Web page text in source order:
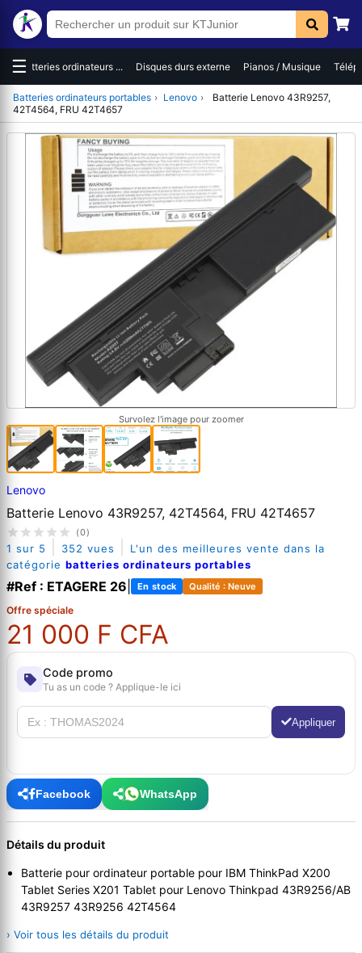
☰Batteries ordinateurs ... Disques durs externe Pianos / Musique
Batteries ordinateurs portables › Lenovo ›
Batterie Lenovo 43R9257,
42T4564, FRU 42T4657
Survolez l'image pour zoomer
Lenovo
Batterie Lenovo 43R9257, 42T4564, FRU 42T4657
(0)
1 sur 5 352 vues
L'un des meilleures vente dans la
catégorie batteries ordinateurs portables
#Ref : ETAGERE 26 En stock Qualité : Neuve
Offre spéciale
21 000 F CFA
Code promo
Tu as un code ? Applique-le ici
Appliquer
Facebook WhatsApp
Détails du produit
Batterie pour ordinateur portable pour IBM ThinkPad X200
Tablet Series X201 Tablet pour Lenovo Thinkpad 43R9256/AB
43R9257 43R9256 42T4564
› Voir tous les détails du produit